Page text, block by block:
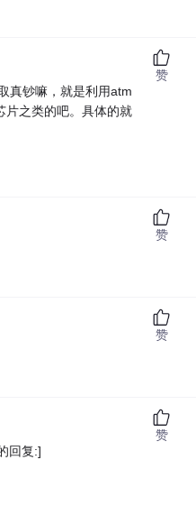
真钞嘛，就是利用atm
片之类的吧。具体的就
赞
赞
赞
回复:]
赞